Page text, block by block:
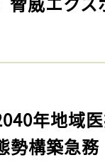
年地域
勢構築急務